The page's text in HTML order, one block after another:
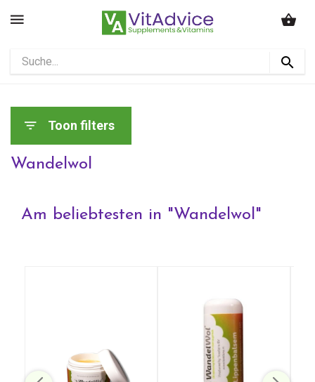
Toon filters
Wandelwol
Am beliebtesten in "Wandelwol"